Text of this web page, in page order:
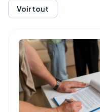
Voir tout